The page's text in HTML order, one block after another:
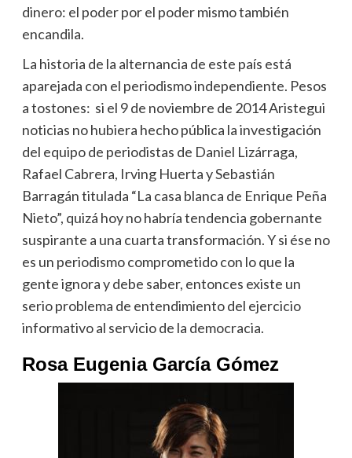
dinero: el poder por el poder mismo también
encandila.
La historia de la alternancia de este país está
aparejada con el periodismo independiente. Pesos
a tostones: si el 9 de noviembre de 2014 Aristegui
noticias no hubiera hecho pública la investigación
del equipo de periodistas de Daniel Lizárraga,
Rafael Cabrera, Irving Huerta y Sebastián
Barragán titulada “La casa blanca de Enrique Peña
Nieto”, quizá hoy no habría tendencia gobernante
suspirante a una cuarta transformación. Y si ése no
es un periodismo comprometido con lo que la
gente ignora y debe saber, entonces existe un
serio problema de entendimiento del ejercicio
informativo al servicio de la democracia.
Rosa Eugenia García Gómez